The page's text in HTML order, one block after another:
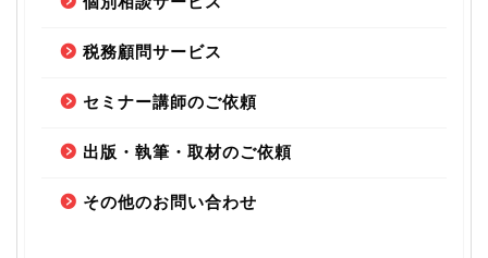
税務顧問サービス
セミナー講師のご依頼
出版・執筆・取材のご依頼
その他のお問い合わせ